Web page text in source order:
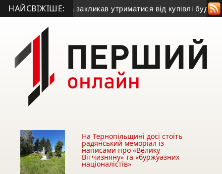
НАЙСВІЖІШЕ:
голова закликав утриматися від купівлі будівлі у
На Тернопільщині досі стоїть
радянський меморіал із
написами про «Велику
Вітчизняну» та «буржуазних
націоналістів»